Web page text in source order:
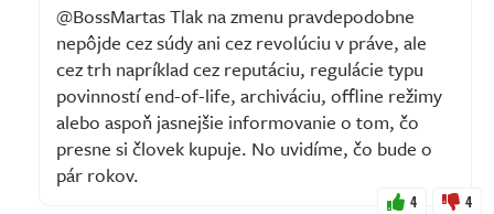
@BossMartas Tlak na zmenu pravdepodobne
nepôjde cez súdy ani cez revolúciu v práve, ale
cez trh napríklad cez reputáciu, regulácie typu
povinností end-of-life, archiváciu, offline režimy
alebo aspoň jasnejšie informovanie o tom, čo
presne si človek kupuje. No uvidíme, čo bude o
pár rokov.
4 4